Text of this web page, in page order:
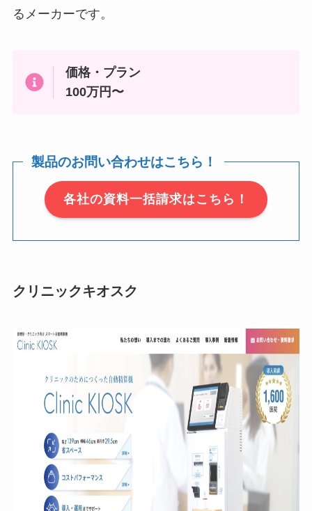
るメーカーです。
価格・プラン
100万円〜
製品のお問い合わせはこちら！
各社の資料一括請求はこちら！
クリニックキオスク